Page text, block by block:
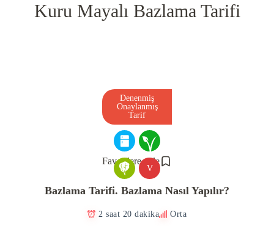
Kuru Mayalı Bazlama Tarifi
Favorilere ekle
Denenmiş
Onaylanmış
Tarif
V
Bazlama Tarifi. Bazlama Nasıl Yapılır?
2 saat 20 dakika Orta